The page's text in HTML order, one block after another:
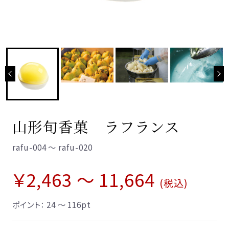
山形旬香菓 ラフランス
rafu-004 ～ rafu-020
￥2,463 ～ 11,664 (税込)
ポイント： 24 ～ 116pt
山形ゆべし
こだわりの羊羹
杵の最中
栗里曲
水羊羹
NEO和菓子
星合いの空
実りノ羊羹
羊羹kaju*
利用規約